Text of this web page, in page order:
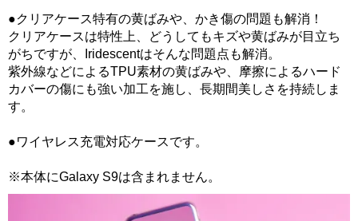
●クリアケース特有の黄ばみや、かき傷の問題も解消！
クリアケースは特性上、どうしてもキズや黄ばみが目立ち
がちですが、Iridescentはそんな問題点も解消。
紫外線などによるTPU素材の黄ばみや、摩擦によるハード
カバーの傷にも強い加工を施し、長期間美しさを持続しま
す。
●ワイヤレス充電対応ケースです。
※本体にGalaxy S9は含まれません。